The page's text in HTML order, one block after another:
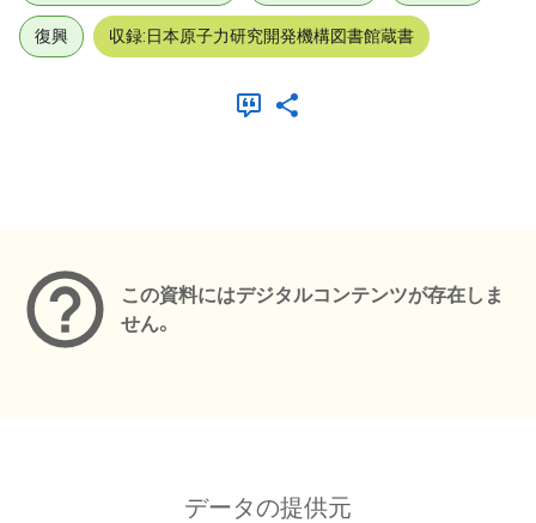
復興 収録:日本原子力研究開発機構図書館蔵書
この資料にはデジタルコンテンツが存在しま
せん。
データの提供元